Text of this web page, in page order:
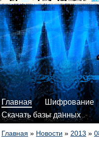
Главная
Шифрование
Скачать базы данных
Главная » Новости » 2013 »